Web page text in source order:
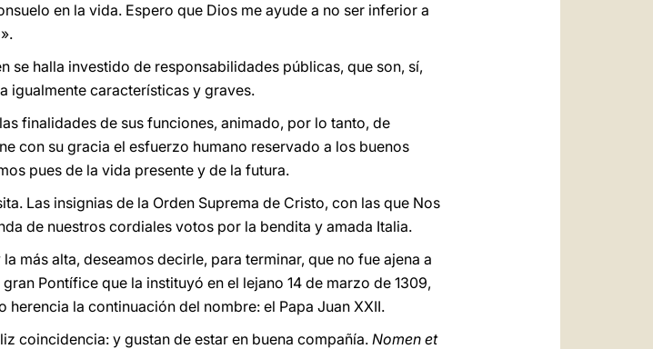
en la vida. Espero que Dios me ayude a no ser inferior a
se halla investido de responsabilidades públicas, que son, sí,
igualmente características y graves.
finalidades de sus funciones, animado, por lo tanto, de
con su gracia el esfuerzo humano reservado a los buenos
pues de la vida presente y de la futura.
Las insignias de la Orden Suprema de Cristo, con las que Nos
de nuestros cordiales votos por la bendita y amada Italia.
más alta, deseamos decirle, para terminar, que no fue ajena a
Pontífice que la instituyó en el lejano 14 de marzo de 1309,
la continuación del nombre: el Papa Juan XXII.
coincidencia: y gustan de estar en buena compañía. Nomen et